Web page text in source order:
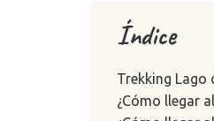
Índice
Trekking Lago
¿Cómo llegar